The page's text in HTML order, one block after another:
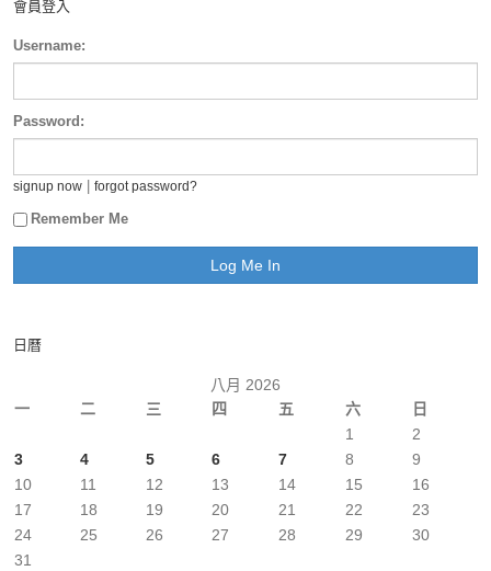
會員登入
Username:
Password:
signup now forgot password?
Remember Me
日曆
八月 2026
一
二 三 四 五 六 日
1
2
3
4 5 6 7 8
9
10
11 12 13 14 15
16
17
18 19 20 21 22
23
24
25 26 27 28 29
30
31